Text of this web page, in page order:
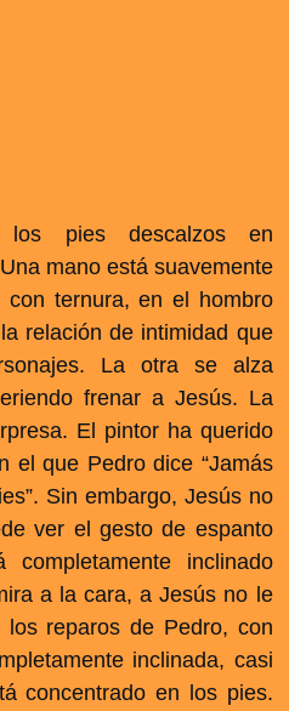
los pies descalzos en
mano está suavemente
ternura, en el hombro
relación de intimidad que
La otra se alza
frenar a Jesús. La
El pintor ha querido
el que Pedro dice “Jamás
Sin embargo, Jesús no
ver el gesto de espanto
inclinado
a la cara, a Jesús no le
reparos de Pedro, con
inclinada, casi
concentrado en los pies.